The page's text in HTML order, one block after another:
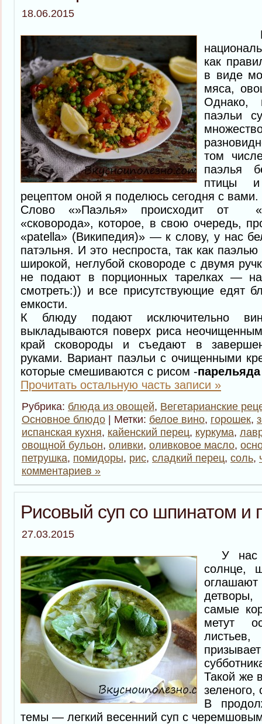
18.06.2015
как
в виде
мяса,
Однако,
паэльи
том
паэлья
птицы
рецептом оной я поделюсь сегодня с вами.
Слово «»Паэлья» происходит от
«сковорода», которое, в свою очередь,
«patella» (Википедия)» — к слову, у нас
патэльня. И это неспроста, так как
широкой, неглубой сковороде с двумя
не подают в порционных тарелках —
смотреть:)) и все присутствующие едят
емкости.
К блюду подают исключительно
выкладываются поверх риса
край сковороды и съедают в
руками. Вариант паэльи с очищенными
которые смешиваются с рисом -парельяда
Прочитать остальную часть записи »
Рубрика: блюда из овощей, Вегетарианские
Основное блюдо | Метки: белое вино, горошек,
испанская кухня, кайенский перец, куркума,
овощной бульон, оливки, оливковое масло,
петрушка, помидоры, рис, сладкий перец, соль,
комментариев »
Рисовый суп со шпинатом и
27.03.2015
У нас
солнце,
самые
метут
Такой же
зеленого,
В
темы — легкий весенний суп с